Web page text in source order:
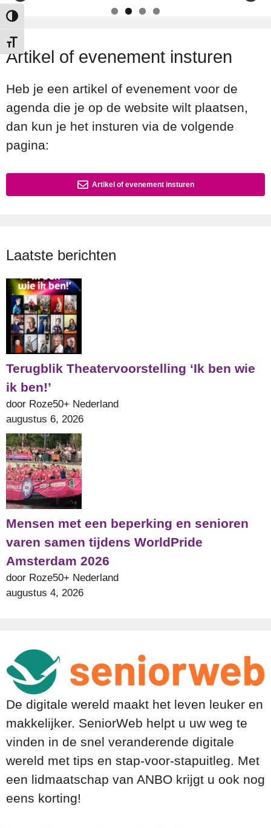
Keuze voor hoog contrast
Kies grootte van het lettertype
Artikel of evenement insturen
Heb je een artikel of evenement voor de
agenda die je op de website wilt plaatsen,
dan kun je het insturen via de volgende
pagina:
Artikel of evenement insturen
Laatste berichten
Terugblik Theatervoorstelling ‘Ik ben wie
ik ben!’
door Roze50+ Nederland
augustus 6, 2026
Mensen met een beperking en senioren
varen samen tijdens WorldPride
Amsterdam 2026
door Roze50+ Nederland
augustus 4, 2026
De digitale wereld maakt het leven leuker en
makkelijker. SeniorWeb helpt u uw weg te
vinden in de snel veranderende digitale
wereld met tips en stap-voor-stapuitleg. Met
een lidmaatschap van ANBO krijgt u ook nog
eens korting!